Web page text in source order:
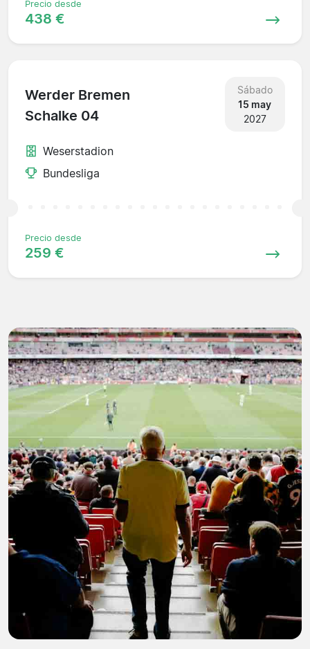
Precio desde
438 €
Werder Bremen
Schalke 04
Sábado
15 may
2027
Weserstadion
Bundesliga
Precio desde
259 €